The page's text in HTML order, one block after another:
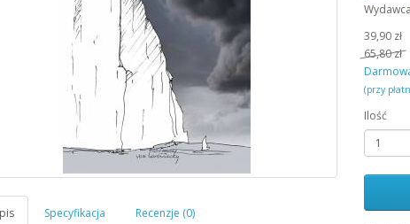
39,90 zł
65,80 zł
(przy
Ilość